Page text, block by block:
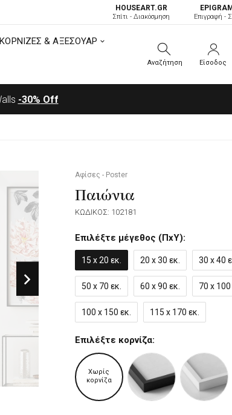
HOUSEART.GR
Σπίτι - Διακόσμηση Επιγραφή -
ΚΟΡΝΙΖΕΣ & ΑΞΕΣΟΥΑΡ
Αναζήτηση Είσοδος
-30% Off
Αφίσες - Poster
Παιώνια
ΚΩΔΙΚΟΣ: 102181
Επιλέξτε μέγεθος (ΠxΥ):
15 x 20 εκ. 20 x 30 εκ. 30 x 40
50 x 70 εκ. 60 x 90 εκ. 70 x 100
100 x 150 εκ. 115 x 170 εκ.
Επιλέξτε κορνίζα:
Χωρίς
κορνίζα